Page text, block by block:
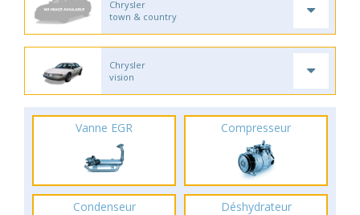
Chrysler
town & country
Chrysler
vision
Vanne EGR Compresseur
Condenseur Déshydrateur